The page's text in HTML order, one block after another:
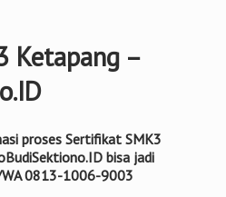
Ketapang –
proses Sertifikat SMK3
bisa jadi
0813-1006-9003